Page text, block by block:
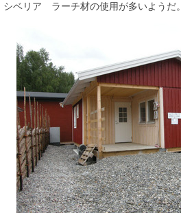
シベリア ラーチ材の使用が多いようだ。